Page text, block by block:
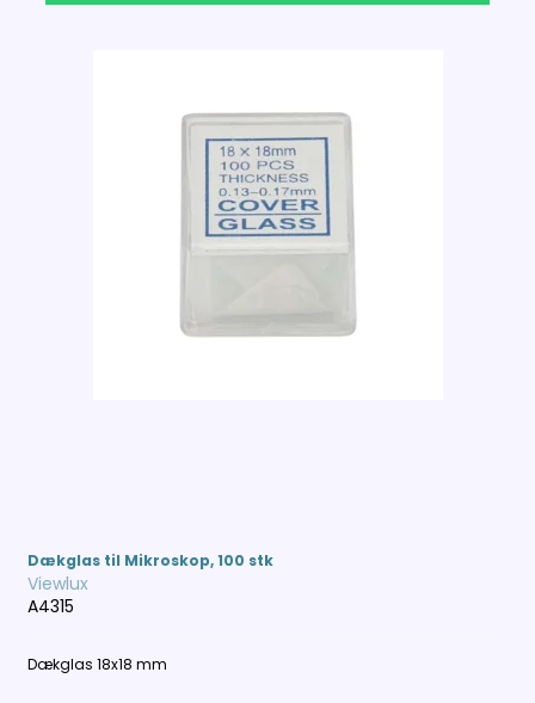
Dækglas til Mikroskop, 100 stk
Viewlux
A4315
Dækglas 18x18 mm